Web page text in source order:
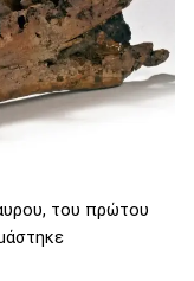
του πρώτου